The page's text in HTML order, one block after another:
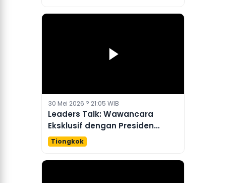
30 Mei 2026 ? 21:05 WIB
Leaders Talk: Wawancara
Eksklusif dengan Presiden
Serbia
Tiongkok